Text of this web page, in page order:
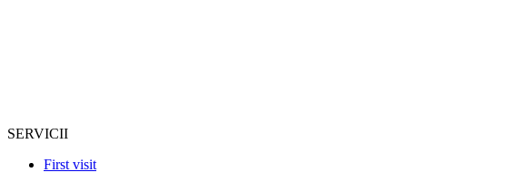
SERVICII
First visit